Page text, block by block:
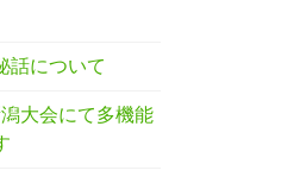
話について
大会にて多機能